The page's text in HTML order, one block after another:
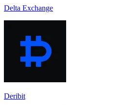
Delta Exchange
Deribit